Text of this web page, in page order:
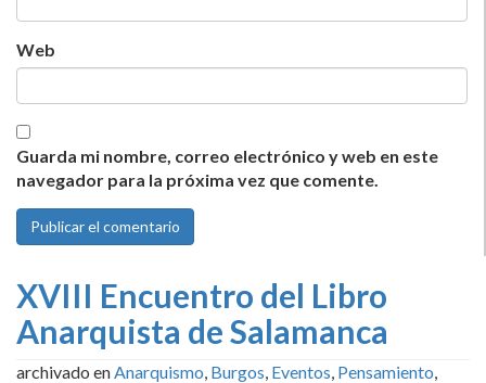
Web
Guarda mi nombre, correo electrónico y web en este
navegador para la próxima vez que comente.
XVIII Encuentro del Libro
Anarquista de Salamanca
archivado en Anarquismo Burgos Eventos Pensamiento